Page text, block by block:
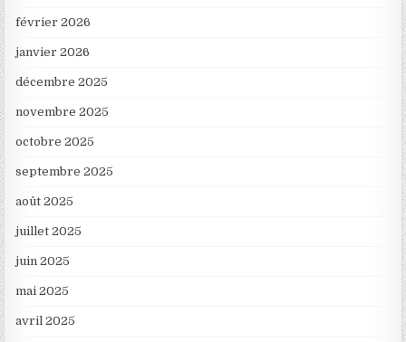
février 2026
janvier 2026
décembre 2025
novembre 2025
octobre 2025
septembre 2025
août 2025
juillet 2025
juin 2025
mai 2025
avril 2025